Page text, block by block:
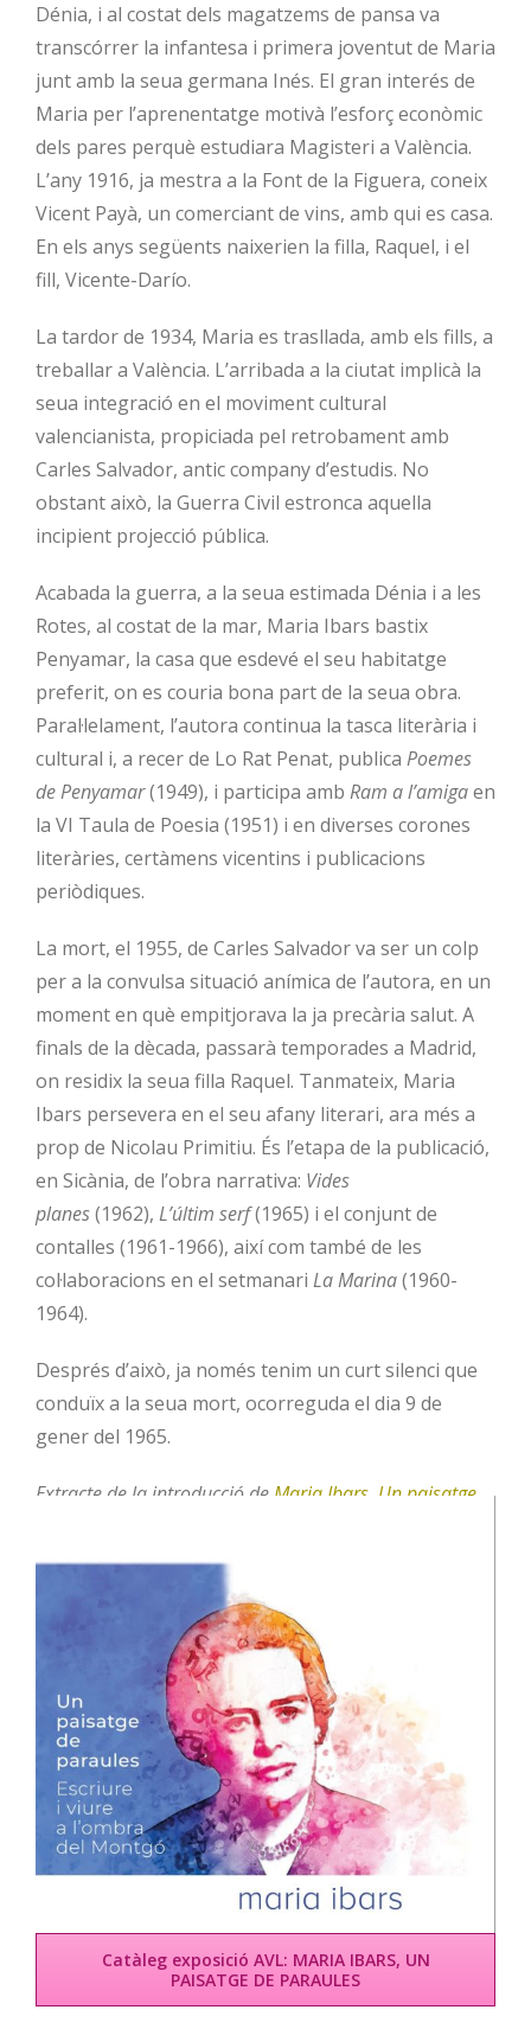
Dénia, i al costat dels magatzems de pansa va
transcórrer la infantesa i primera joventut de Maria
junt amb la seua germana Inés. El gran interés de
Maria per l’aprenentatge motivà l’esforç econòmic
dels pares perquè estudiara Magisteri a València.
L’any 1916, ja mestra a la Font de la Figuera, coneix
Vicent Payà, un comerciant de vins, amb qui es casa.
En els anys següents naixerien la filla, Raquel, i el
fill, Vicente-Darío.
La tardor de 1934, Maria es trasllada, amb els fills, a
treballar a València. L’arribada a la ciutat implicà la
seua integració en el moviment cultural
valencianista, propiciada pel retrobament amb
Carles Salvador, antic company d’estudis. No
obstant això, la Guerra Civil estronca aquella
incipient projecció pública.
Acabada la guerra, a la seua estimada Dénia i a les
Rotes, al costat de la mar, Maria Ibars bastix
Penyamar, la casa que esdevé el seu habitatge
preferit, on es couria bona part de la seua obra.
Paral·lelament, l’autora continua la tasca literària i
cultural i, a recer de Lo Rat Penat, publica Poemes
de Penyamar(1949), i participa amb Ram a l’amigaen
la VI Taula de Poesia (1951) i en diverses corones
literàries, certàmens vicentins i publicacions
periòdiques.
La mort, el 1955, de Carles Salvador va ser un colp
per a la convulsa situació anímica de l’autora, en un
moment en què empitjorava la ja precària salut. A
finals de la dècada, passarà temporades a Madrid,
on residix la seua filla Raquel. Tanmateix, Maria
Ibars persevera en el seu afany literari, ara més a
prop de Nicolau Primitiu. És l’etapa de la publicació,
en Sicània, de l’obra narrativa: Vides
planes(1962), L’últim serf(1965) i el conjunt de
contalles (1961-1966), així com també de les
col·laboracions en el setmanari La Marina(1960-
1964).
Després d’això, ja només tenim un curt silenci que
conduïx a la seua mort, ocorreguda el dia 9 de
gener del 1965.
Extracte de la introducció de Maria Ibars. Un paisatge
Catàleg exposició AVL: MARIA IBARS, UN
PAISATGE DE PARAULES